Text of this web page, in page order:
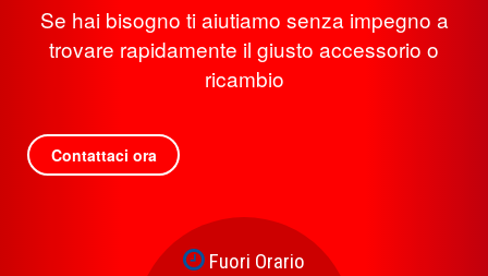
Se hai bisogno ti aiutiamo senza impegno a
trovare rapidamente il giusto accessorio o
ricambio
Contattaci ora
Fuori Orario